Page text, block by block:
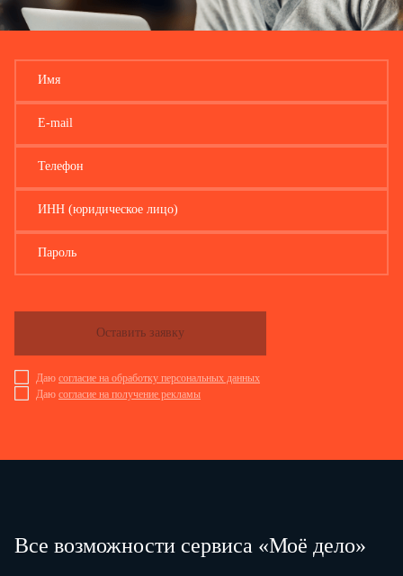
Имя
E-mail
Телефон
ИНН (юридическое лицо)
Пароль
Даю согласие на обработку персональных данных
Даю согласие на получение рекламы
Оставить заявку
Все возможности сервиса «Моё дело»